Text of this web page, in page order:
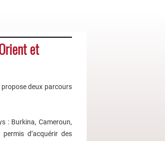
et
deux parcours
: Burkina, Cameroun,
d’acquérir des